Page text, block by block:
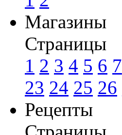
Магазины
Страницы
1 2 3 4 5 6 7
23 24 25 26
Рецепты